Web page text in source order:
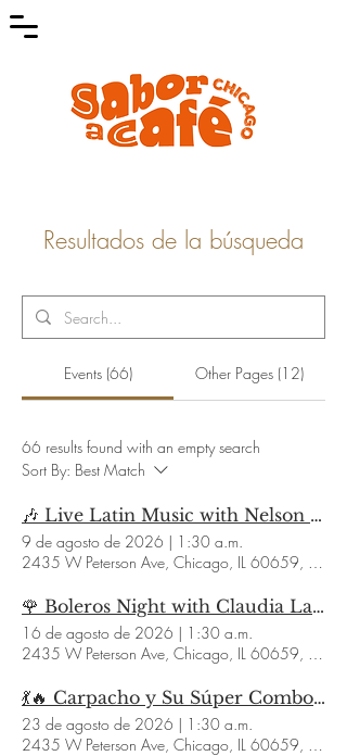
Resultados de la búsqueda
Events (66) Other Pages (12)
66 results found with an empty search
Sort By: Best Match
🎶 Live Latin Music with Nelson & Paola Sosa 🎶
9 de agosto de 2026 | 1:30 a.m.
2435 W Peterson Ave, Chicago, IL 60659, USA
🌹 Boleros Night with Claudia La Gitana – Live at Sabor a Café Chicago 🌹
16 de agosto de 2026 | 1:30 a.m.
2435 W Peterson Ave, Chicago, IL 60659, USA
💃🔥 Carpacho y Su Súper Combo – Live Salsa Night! 🔥💃
23 de agosto de 2026 | 1:30 a.m.
2435 W Peterson Ave, Chicago, IL 60659, USA